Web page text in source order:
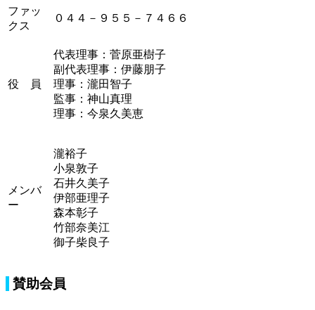
ファッ
クス
０４４－９５５－７４６６
役 員
代表理事：菅原亜樹子
副代表理事：伊藤朋子
理事：瀧田智子
監事：神山真理
理事：今泉久美恵
メンバ
ー
瀧裕子
小泉敦子
石井久美子
伊部亜理子
森本彰子
竹部奈美江
御子柴良子
賛助会員